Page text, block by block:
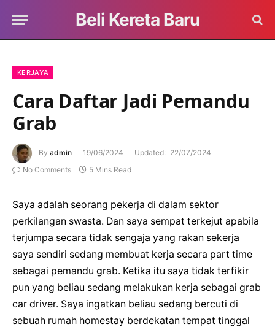
Beli Kereta Baru
KERJAYA
Cara Daftar Jadi Pemandu
Grab
By admin 19/06/2024 Updated: 22/07/2024
No Comments
5 Mins Read
Saya adalah seorang pekerja di dalam sektor
perkilangan swasta. Dan saya sempat terkejut apabila
terjumpa secara tidak sengaja yang rakan sekerja
saya sendiri sedang membuat kerja secara part time
sebagai pemandu grab. Ketika itu saya tidak terfikir
pun yang beliau sedang melakukan kerja sebagai grab
car driver. Saya ingatkan beliau sedang bercuti di
sebuah rumah homestay berdekatan tempat tinggal